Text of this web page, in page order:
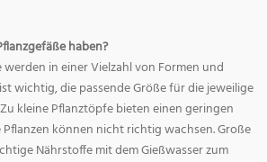
haben?
werden in einer Vielzahl von Formen und
wichtig, die passende Größe für die jeweilige
kleine Pflanztöpfe bieten einen geringen
können nicht richtig wachsen. Große
Nährstoffe mit dem Gießwasser zum